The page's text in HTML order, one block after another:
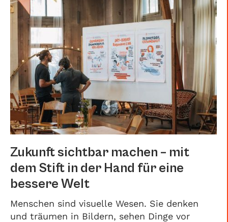
Zukunft sichtbar machen – mit
dem Stift in der Hand für eine
bessere Welt
Menschen sind visuelle Wesen. Sie denken
und träumen in Bildern, sehen Dinge vor